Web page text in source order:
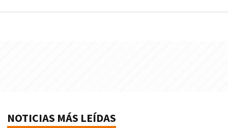
NOTICIAS MÁS LEÍDAS